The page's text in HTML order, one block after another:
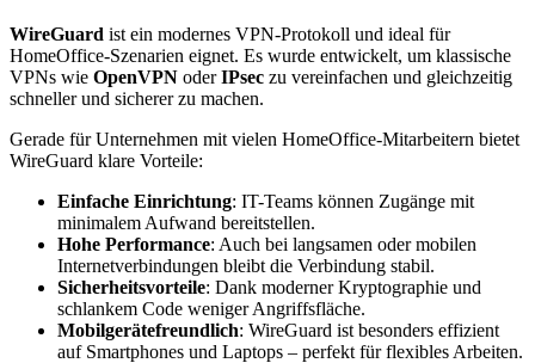
WireGuard ist ein modernes VPN-Protokoll und ideal für
HomeOffice-Szenarien eignet. Es wurde entwickelt, um klassische
VPNs wie OpenVPN oderIPsec zu vereinfachen und gleichzeitig
schneller und sicherer zu machen.
Gerade für Unternehmen mit vielen HomeOffice-Mitarbeitern bietet
WireGuard klare Vorteile:
Einfache Einrichtung: IT-Teams können Zugänge mit
minimalem Aufwand bereitstellen.
Hohe Performance: Auch bei langsamen oder mobilen
Internetverbindungen bleibt die Verbindung stabil.
Sicherheitsvorteile: Dank moderner Kryptographie und
schlankem Code weniger Angriffsfläche.
Mobilgerätefreundlich: WireGuard ist besonders effizient
auf Smartphones und Laptops – perfekt für flexibles Arbeiten.